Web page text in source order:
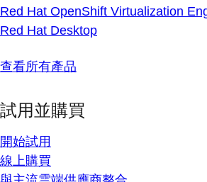
Red Hat OpenShift Virtualization
Red Hat Desktop
查看所有產品
試用並購買
開始試用
線上購買